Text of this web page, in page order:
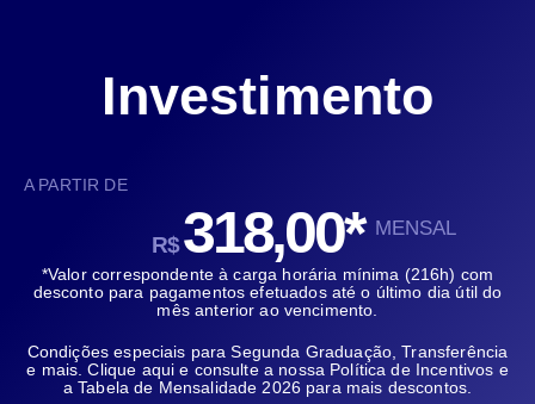
Investimento
A PARTIR DE
R$318,00* MENSAL
*Valor correspondente à carga horária mínima (216h) com
desconto para pagamentos efetuados até o último dia útil do
mês anterior ao vencimento.
Condições especiais para Segunda Graduação, Transferência
e mais.Clique aqui e consulte a nossa Política de Incentivos e
a Tabela de Mensalidade 2026 para mais descontos.